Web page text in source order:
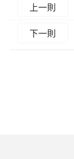
上一則
下一則